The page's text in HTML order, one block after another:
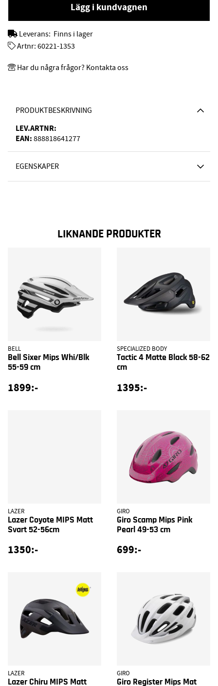
PRODUKTBESKRIVNING
LEV.ARTNR:
EAN: 888818641277
EGENSKAPER
Lägg i kundvagnen
Leverans: Finns i lager
Artnr: 60221-1353
Har du några frågor? Kontakta oss
LIKNANDE PRODUKTER
BELL
Bell Sixer Mips Whi/Blk
55-59 cm
1899:-
SPECIALIZED BODY
Tactic 4 Matte Black 58-62
cm
1395:-
LAZER
Lazer Coyote MIPS Matt
Svart 52-56cm
1350:-
GIRO
Giro Scamp Mips Pink
Pearl 49-53 cm
699:-
LAZER
Lazer Chiru MIPS Matt
GIRO
Giro Register Mips Mat